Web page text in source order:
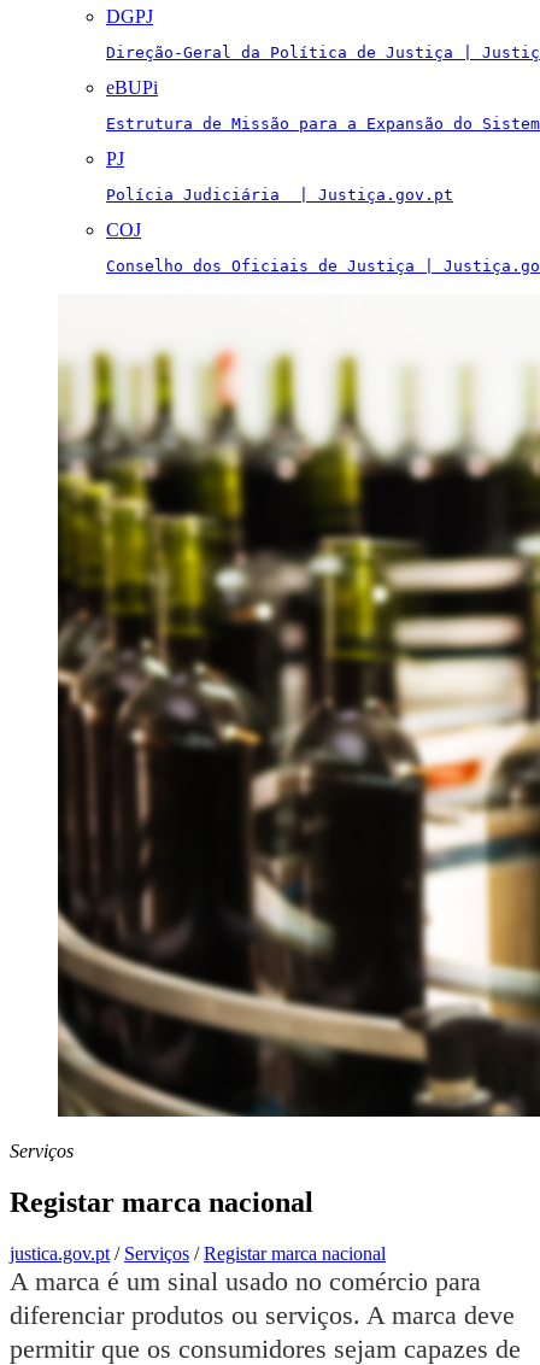
DGPJ
Direção-Geral da Política de Justiça |
eBUPi
Estrutura de Missão para a Expansão do
PJ
Polícia Judiciária  | Justiça.gov.pt
COJ
Conselho dos Oficiais de Justiça |
Serviços
Registar marca nacional
justica.gov.pt / Serviços /Registar marca nacional
A marca é um sinal usado no comércio para
diferenciar produtos ou serviços. A marca deve
permitir que os consumidores sejam capazes de